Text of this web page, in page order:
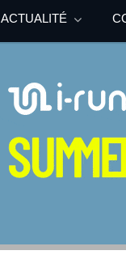
ACTUALITÉ